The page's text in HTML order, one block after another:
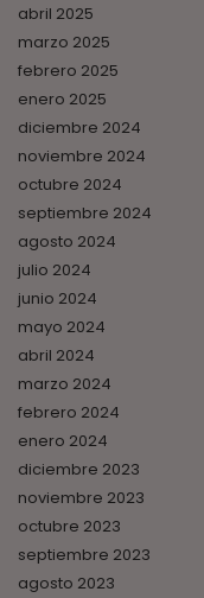
abril 2025
marzo 2025
febrero 2025
enero 2025
diciembre 2024
noviembre 2024
octubre 2024
septiembre 2024
agosto 2024
julio 2024
junio 2024
mayo 2024
abril 2024
marzo 2024
febrero 2024
enero 2024
diciembre 2023
noviembre 2023
octubre 2023
septiembre 2023
agosto 2023